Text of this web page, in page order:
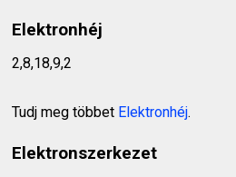
Elektronhéj
2,8,18,9,2
Tudj meg többet Elektronhéj.
Elektronszerkezet